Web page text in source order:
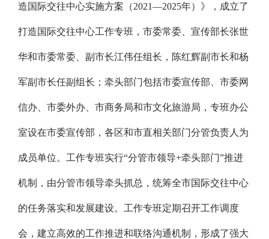
造国际交往中心实施方案（2021—2025年）》，成立了
打造国际交往中心工作专班，市委常委、宣传部长张世
华和市委常委、副市长江伟任组长，陈红辉副市长和杨
军副市长任副组长；牵头部门包括市委宣传部、市委网
信办、市委外办、市商务局和市文化旅游局，专班办公
室设在市委宣传部，各区和市直相关部门分管负责人为
成员单位。工作专班实行“分管市领导+牵头部门”推进
机制，由分管市领导牵头抓总，统筹全市国际交往中心
的任务落实和发展建设。工作专班定期召开工作调度
会，建立高效的工作推进和联络沟通机制，形成了强大